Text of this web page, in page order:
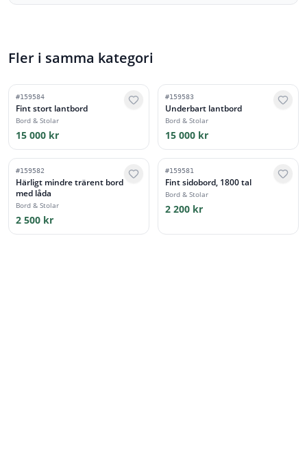
Fler i samma kategori
#159584
Fint stort lantbord
Bord & Stolar
15 000 kr
#159583
Underbart lantbord
Bord & Stolar
15 000 kr
#159582
Härligt mindre trärent bord
med låda
Bord & Stolar
2 500 kr
#159581
Fint sidobord, 1800 tal
Bord & Stolar
2 200 kr